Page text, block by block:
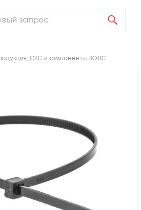
СКС и компоненты ВОЛС